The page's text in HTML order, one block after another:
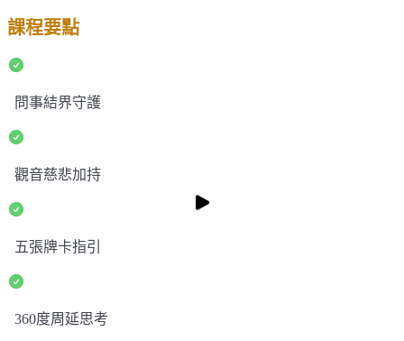
課程要點
問事結界守護
觀音慈悲加持
五張牌卡指引
360度周延思考